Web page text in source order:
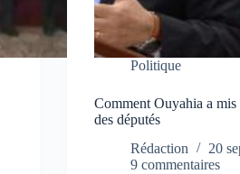
Politique
Comment Ouyahia a
des députés
Rédaction
20
9 commentaires